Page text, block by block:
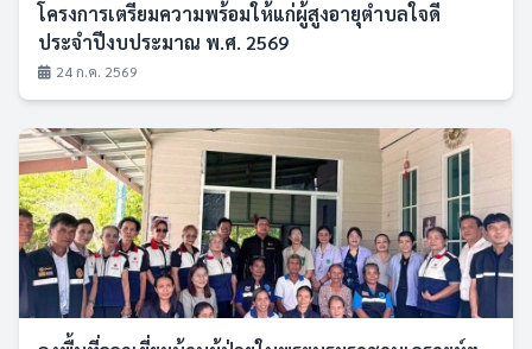
โครงการเตรียมความพร้อมให้แก่ผู้สูงอายุตำบลใจดี
ประจำปีงบประมาณ พ.ศ. 2569
24 ก.ค. 2569